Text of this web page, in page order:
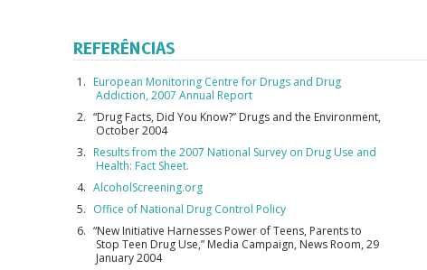
REFERÊNCIAS
European Monitoring Centre for Drugs and Drug
Addiction, 2007 Annual Report
“Drug Facts, Did You Know?” Drugs and the Environment,
October 2004
Results from the 2007 National Survey on Drug Use and
Health: Fact Sheet.
AlcoholScreening.org
Office of National Drug Control Policy
“New Initiative Harnesses Power of Teens, Parents to
Stop Teen Drug Use,” Media Campaign, News Room, 29
January 2004